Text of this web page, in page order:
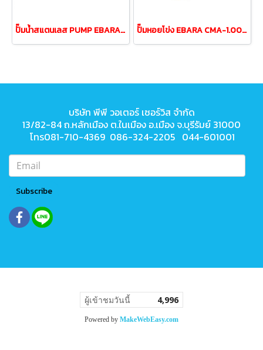
ปั๊มน้ำสแตนเลส PUMP EBARA JESXM-5 0.5HP 220v ปั๊มหอยโข่ง EBARA CMA-1.00M 1.0HP 220V (2สาย)
บริษัท พีพี วอเตอร์ เซอร์วิส จำกัด
13/82-84 ถ.หลักเมือง ต.ในเมือง อ.เมือง จ.บุรีรัมย์ 31000
โทร081-710-4369 086-324-2205 044-601001
Subscribe
ผู้เข้าชมวันนี้ 4,996
Powered by MakeWebEasy.com